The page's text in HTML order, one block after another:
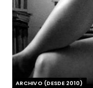
ARCHIVO (DESDE 2010)